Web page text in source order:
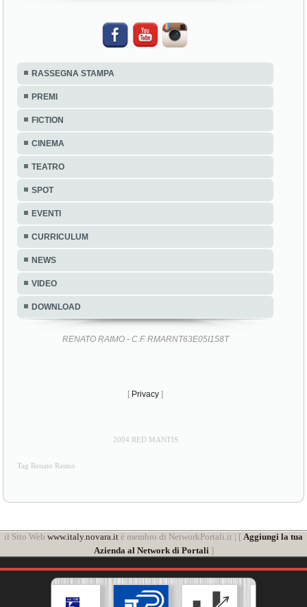
RASSEGNA STAMPA
PREMI
FICTION
CINEMA
TEATRO
SPOT
EVENTI
CURRICULUM
NEWS
VIDEO
DOWNLOAD
RENATO RAIMO - C.F. RMARNT63E05I158T
[ Privacy ]
2004 RED MANTIS
Tag Renato Raimo
il Sito Web www.italy.novara.it è membro di NetworkPortali.it | [ Aggiungi la tua
Azienda al Network di Portali]